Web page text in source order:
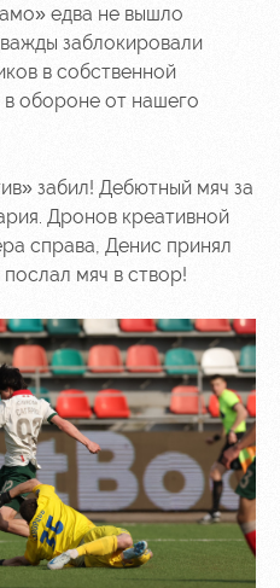
едва не вышло
заблокировали
в собственной
обороне от нашего
забил! Дебютный мяч за
Дронов креативной
справа, Денис принял
мяч в створ!